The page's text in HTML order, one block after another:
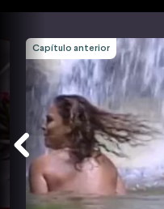
Capítulo anterior